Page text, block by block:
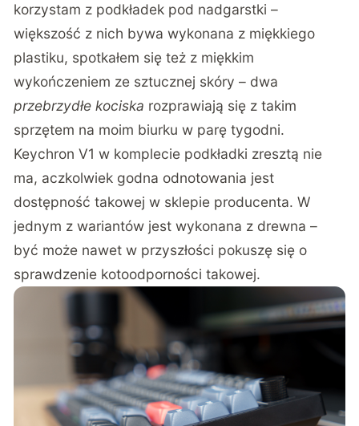
korzystam z podkładek pod nadgarstki –
większość z nich bywa wykonana z miękkiego
plastiku, spotkałem się też z miękkim
wykończeniem ze sztucznej skóry – dwa
przebrzydłe kociska rozprawiają się z takim
sprzętem na moim biurku w parę tygodni.
Keychron V1 w komplecie podkładki zresztą nie
ma, aczkolwiek godna odnotowania jest
dostępność takowej w sklepie producenta. W
jednym z wariantów jest wykonana z drewna –
być może nawet w przyszłości pokuszę się o
sprawdzenie kotoodporności takowej.